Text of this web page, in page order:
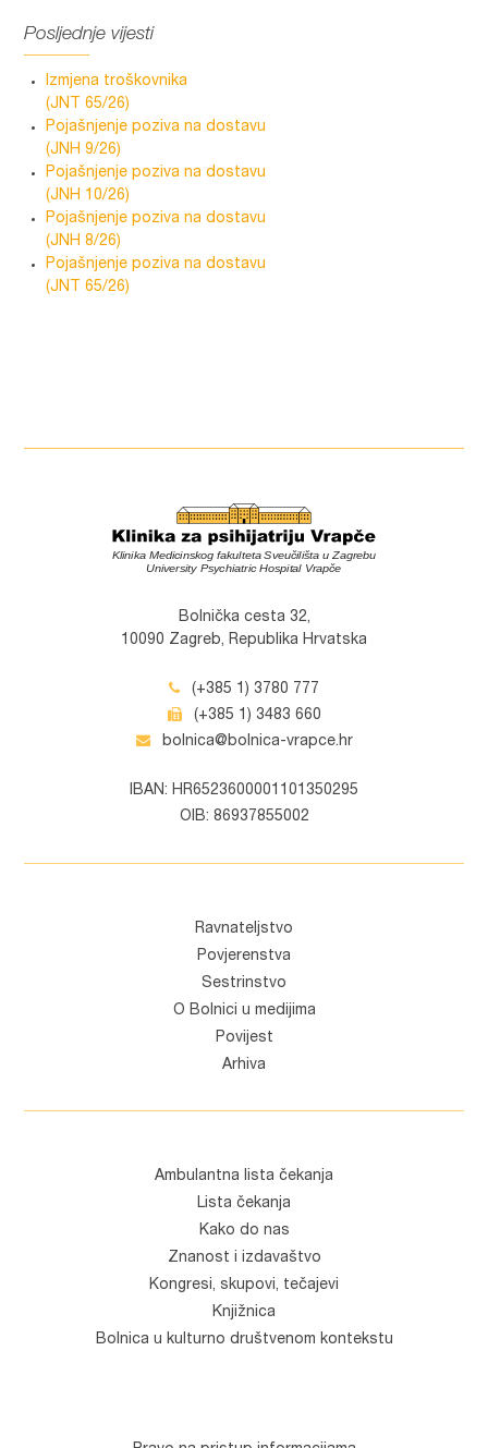
Posljednje vijesti
Izmjena troškovnika
(JNT 65/26)
Pojašnjenje poziva na dostavu
(JNH 9/26)
Pojašnjenje poziva na dostavu
(JNH 10/26)
Pojašnjenje poziva na dostavu
(JNH 8/26)
Pojašnjenje poziva na dostavu
(JNT 65/26)
Bolnička cesta 32,
10090 Zagreb, Republika Hrvatska
(+385 1) 3780 777
(+385 1) 3483 660
bolnica@bolnica-vrapce.hr
IBAN: HR6523600001101350295
OIB: 86937855002
Ravnateljstvo
Povjerenstva
Sestrinstvo
O Bolnici u medijima
Povijest
Arhiva
Ambulantna lista čekanja
Lista čekanja
Kako do nas
Znanost i izdavaštvo
Kongresi, skupovi, tečajevi
Knjižnica
Bolnica u kulturno društvenom kontekstu